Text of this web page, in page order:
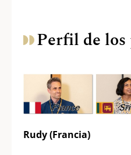
Perfil de
Rudy (Francia)